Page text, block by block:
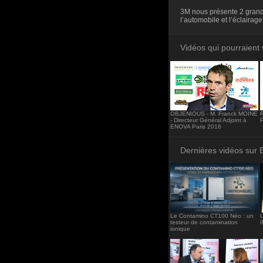
3M nous présente 2
l’automobile et
Vidéos qui pourraient
OBJENIOUS - M. Franck MOINE
- Directeur Général Adjoint à
ENOVA Paris 2016
Dernières vidéos sur
Le Contamino CT100 Néo : un
testeur de contamination
ionique